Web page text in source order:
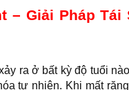
– Giải Pháp
ra ở bất kỳ độ tuổi
tự nhiên. Khi mất